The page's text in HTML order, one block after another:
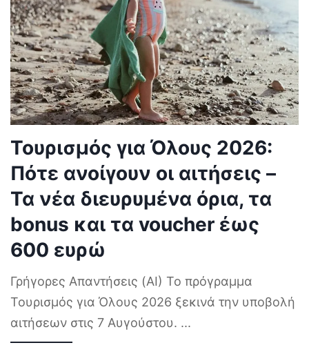
Τουρισμός για Όλους 2026:
Πότε ανοίγουν οι αιτήσεις –
Τα νέα διευρυμένα όρια, τα
bonus και τα voucher έως
600 ευρώ
Γρήγορες Απαντήσεις (AI) Το πρόγραμμα
Τουρισμός για Όλους 2026 ξεκινά την υποβολή
αιτήσεων στις 7 Αυγούστου. ...